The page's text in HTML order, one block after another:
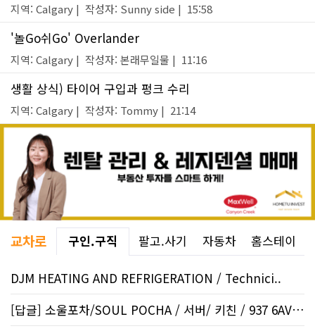
지역: Calgary | 작성자: Sunny side | 15:58
'놀Go쉬Go' Overlander
지역: Calgary | 작성자: 본래무일물 | 11:16
생활 상식) 타이어 구입과 펑크 수리
지역: Calgary | 작성자: Tommy | 21:14
교차로 구인.구직 팔고.사기 자동차 홈스테이
DJM HEATING AND REFRIGERATION / Technici..
[답글] 소울포차/SOUL POCHA / 서버/ 키친 / 937 6AVE..